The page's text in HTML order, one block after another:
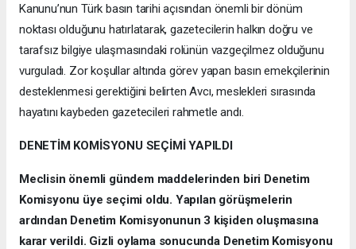
Kanunu’nun Türk basın tarihi açısından önemli bir dönüm
noktası olduğunu hatırlatarak, gazetecilerin halkın doğru ve
tarafsız bilgiye ulaşmasındaki rolünün vazgeçilmez olduğunu
vurguladı. Zor koşullar altında görev yapan basın emekçilerinin
desteklenmesi gerektiğini belirten Avcı, meslekleri sırasında
hayatını kaybeden gazetecileri rahmetle andı.
DENETİM KOMİSYONU SEÇİMİ YAPILDI
Meclisin önemli gündem maddelerinden biri Denetim
Komisyonu üye seçimi oldu. Yapılan görüşmelerin
ardından Denetim Komisyonunun 3 kişiden oluşmasına
karar verildi. Gizli oylama sonucunda Denetim Komisyonu